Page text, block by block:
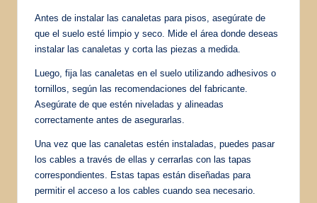
Antes de instalar las canaletas para pisos, asegúrate de
que el suelo esté limpio y seco. Mide el área donde deseas
instalar las canaletas y corta las piezas a medida.
Luego, fija las canaletas en el suelo utilizando adhesivos o
tornillos, según las recomendaciones del fabricante.
Asegúrate de que estén niveladas y alineadas
correctamente antes de asegurarlas.
Una vez que las canaletas estén instaladas, puedes pasar
los cables a través de ellas y cerrarlas con las tapas
correspondientes. Estas tapas están diseñadas para
permitir el acceso a los cables cuando sea necesario.